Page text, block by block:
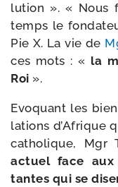
lu­tion ». « Nous
temps le
Pie X. La vie de
ces mots : « la
Roi ».
Evoquant les
la­tions d’Afrique
catho­lique,
actuel face
tantes qui se